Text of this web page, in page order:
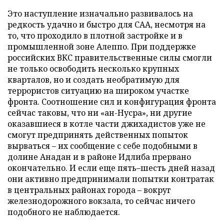
Это наступление изначально развивалось на
редкость удачно и быстро для САА, несмотря на
то, что проходило в плотной застройке и в
промышленной зоне Алеппо. При поддержке
российских ВКС правительственные силы смогли
не только освободить несколько крупных
кварталов, но и создать необратимую для
террористов ситуацию на широком участке
фронта. Соотношение сил и конфигурация фронта
сейчас таковы, что ни «ан-Нусра», ни другие
оказавшиеся в котле части джихадистов уже не
смогут предпринять действенных попыток
вырваться – их сообщение с себе подобными в
долине Анадан и в районе Идлиба прервано
окончательно. И если еще пять–шесть дней назад
они активно предпринимали попытки контратак
в центральных районах города – вокруг
железнодорожного вокзала, то сейчас ничего
подобного не наблюдается.